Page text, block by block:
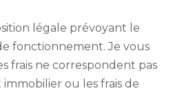
légale prévoyant le
fonctionnement. Je vous
frais ne correspondent pas
immobilier ou les frais de